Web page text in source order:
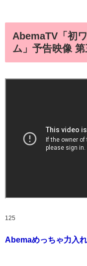
AbemaTV「初
ム」予告映像
125
Abemaめっちゃ力入